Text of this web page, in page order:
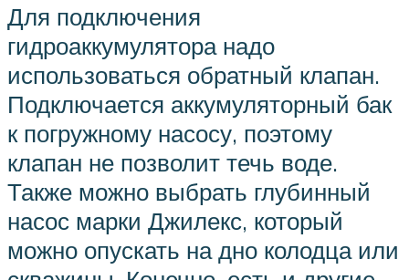
Для подключения
гидроаккумулятора надо
использоваться обратный клапан.
Подключается аккумуляторный бак
к погружному насосу, поэтому
клапан не позволит течь воде.
Также можно выбрать глубинный
насос марки Джилекс, который
можно опускать на дно колодца или